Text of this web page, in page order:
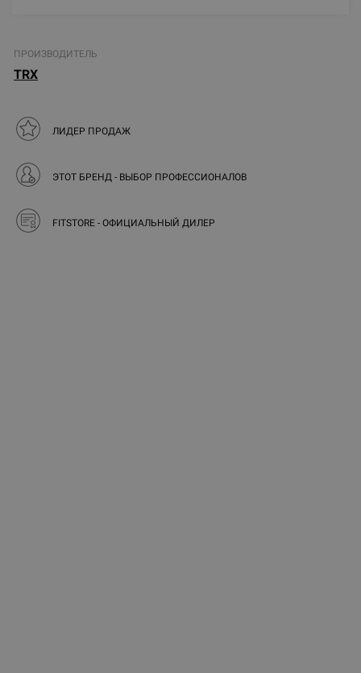
ПРОИЗВОДИТЕЛЬ
TRX
ЛИДЕР ПРОДАЖ
ЭТОТ БРЕНД - ВЫБОР ПРОФЕССИОНАЛОВ
FITSTORE - ОФИЦИАЛЬНЫЙ ДИЛЕР